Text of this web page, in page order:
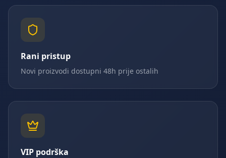
Rani pristup
Novi proizvodi dostupni 48h prije ostalih
VIP podrška